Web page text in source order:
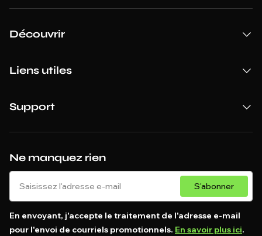
Ne manquez rien
S'abonner
En envoyant, j'accepte le traitement de l'adresse e-mail
pour l'envoi de courriels promotionnels. En savoir plus ici.
Découvrir
Liens utiles
Support